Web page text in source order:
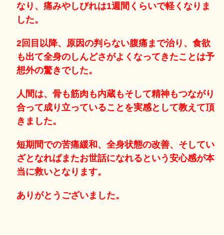
なり、痛みやしびれは1週間くらいで軽くなりま
した。
2回目以降、原因の判らない腹痛まで治り、食欲
も出て全身のしんどさがよくなってきたことは予
想外の驚きでした。
人間は、骨も筋肉も内蔵もそして精神もつながり
合って成り立っていることを実感として教えて頂
きました。
短期間での苦痛緩和、全身状態の改善、そしてい
ざとなればまたお世話になれるという安心感が本
当に救いとなります。
ありがとうございました。